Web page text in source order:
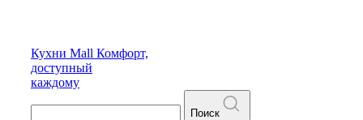
Кухни Mall Комфорт,
доступный
каждому
Поиск